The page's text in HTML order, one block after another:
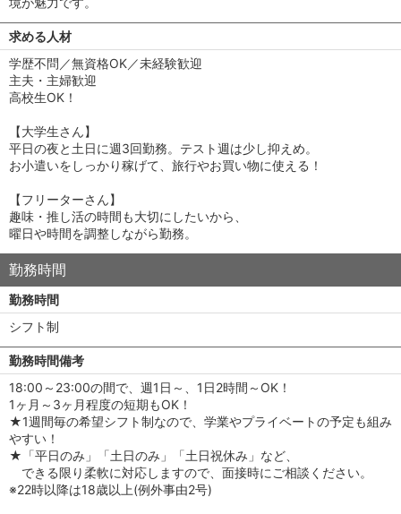
求める人材
学歴不問／無資格OK／未経験歓迎
主夫・主婦歓迎
高校生OK！
【大学生さん】
平日の夜と土日に週3回勤務。テスト週は少し抑えめ。
お小遣いをしっかり稼げて、旅行やお買い物に使える！
【フリーターさん】
趣味・推し活の時間も大切にしたいから、
曜日や時間を調整しながら勤務。
勤務時間
勤務時間
シフト制
勤務時間備考
18:00～23:00の間で、週1日～、1日2時間～OK！
1ヶ月～3ヶ月程度の短期もOK！
★1週間毎の希望シフト制なので、学業やプライベートの予定も組み
やすい！
★「平日のみ」「土日のみ」「土日祝休み」など、
できる限り柔軟に対応しますので、面接時にご相談ください。
※22時以降は18歳以上(例外事由2号)